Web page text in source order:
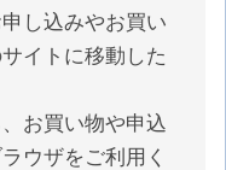
し込みやお買い
イトに移動した
お買い物や申込
ウザをご利用く